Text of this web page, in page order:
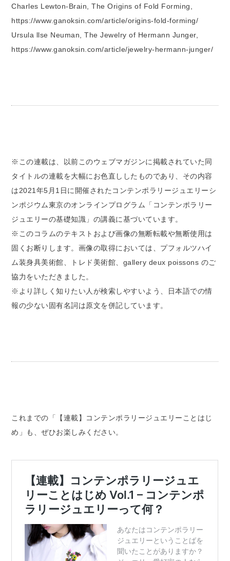
Charles Lewton-Brain, The Origins of Fold Forming,
https://www.ganoksin.com/article/origins-fold-forming/
Ursula llse Neuman, The Jewelry of Hermann Junger,
https://www.ganoksin.com/article/jewelry-hermann-junger/
※この連載は、以前このウェブマガジンに掲載されていた同
タイトルの連載を大幅にお色直ししたものであり、その内容
は2021年5月1日に開催されたコンテンポラリージュエリーシ
ンポジウム東京のオンラインプログラム「コンテンポラリー
ジュエリーの基礎知識」の講義に基づいています。
※このコラムのテキストおよび画像の無断転載や無断使用は
固くお断りします。画像の取得においては、プフォルツハイ
ム装身具美術館、トレド美術館、gallery deux poissons のご
協力をいただきました。
※より詳しく知りたい人が検索しやすいよう、日本語での情
報の少ない固有名詞は原文を併記しています。
これまでの「【連載】コンテンポラリージュエリーことはじ
め」も、ぜひお楽しみください。